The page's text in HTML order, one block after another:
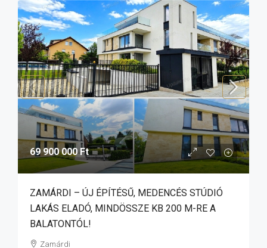
69 900 000 Ft
ZAMÁRDI – ÚJ ÉPÍTÉSŰ, MEDENCÉS STÚDIÓ
LAKÁS ELADÓ, MINDÖSSZE KB 200 M-RE A
BALATONTÓL!
Zamárdi